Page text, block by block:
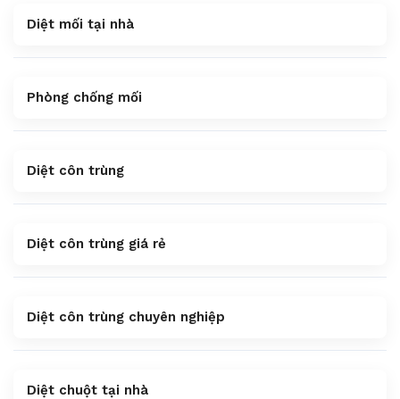
Diệt mối tại nhà
Phòng chống mối
Diệt côn trùng
Diệt côn trùng giá rẻ
Diệt côn trùng chuyên nghiệp
Diệt chuột tại nhà